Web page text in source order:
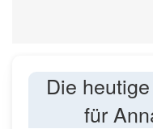
Die
für